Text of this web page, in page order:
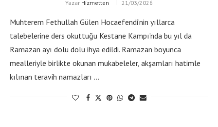
Yazar Hizmetten 21/03/2026
Muhterem Fethullah Gülen Hocaefendi’nin yıllarca
talebelerine ders okuttuğu Kestane Kampı’nda bu yıl da
Ramazan ayı dolu dolu ihya edildi. Ramazan boyunca
mealleriyle birlikte okunan mukabeleler, akşamları hatimle
kılınan teravih namazları …